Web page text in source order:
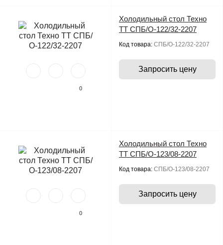
0
Холодильный стол Техно
ТТ СПБ/О-122/32-2207
Код товара: СПБ/О-122/32-2207
Запросить цену
0
Холодильный стол Техно
ТТ СПБ/О-123/08-2207
Код товара: СПБ/О-123/08-2207
Запросить цену